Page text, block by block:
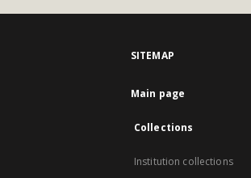
SITEMAP
Main page
Collections
Institution collections